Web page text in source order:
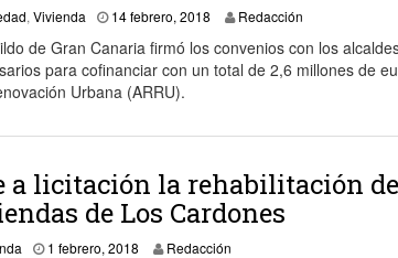
, Vivienda 14 febrero, 2018 15 febrero, 2018
Redacción
de Gran Canaria firmó los convenios con los
para cofinanciar con un total de 2,6 millones de
Urbana (ARRU).
a licitación la rehabilitación
de Los Cardones
1 febrero, 2018 5 febrero, 2018
Redacción